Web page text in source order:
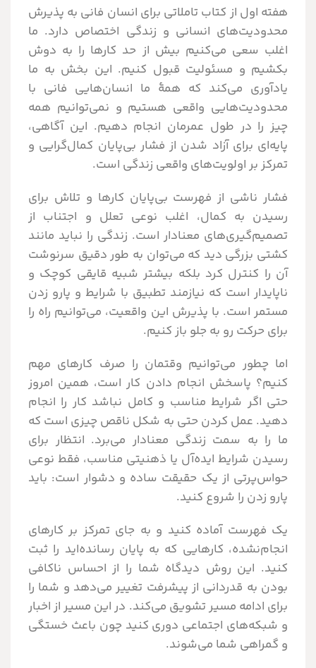
هفته اول از کتاب تاملاتی برای انسان فانی به پذیرش
محدودیت‌های انسانی و زندگی اختصاص دارد. ما
اغلب سعی می‌کنیم بیش از حد کارها را به دوش
بکشیم و مسئولیت قبول کنیم. این بخش به ما
یادآوری می‌کند که همۀ ما انسان‌هایی فانی با
محدودیت‌هایی واقعی هستیم و نمی‌توانیم همه
چیز را در طول عمرمان انجام دهیم. این آگاهی،
پایه‌ای برای آزاد شدن از فشار بی‌پایان کمال‌گرایی و
تمرکز بر اولویت‌های واقعی زندگی است.
فشار ناشی از فهرست بی‌پایان کارها و تلاش برای
رسیدن به کمال، اغلب نوعی تعلل و اجتناب از
تصمیم‌گیری‌های معنادار است. زندگی را نباید مانند
کشتی بزرگی دید که می‌توان به طور دقیق سرنوشت
آن را کنترل کرد بلکه بیشتر شبیه قایقی کوچک و
ناپایدار است که نیازمند تطبیق با شرایط و پارو زدن
مستمر است. با پذیرش این واقعیت، می‌توانیم راه را
برای حرکت رو به جلو باز کنیم.
اما چطور می‌توانیم وقتمان را صرف کارهای مهم
کنیم؟ پاسخش انجام دادن کار است، همین امروز
حتی اگر شرایط مناسب و کامل نباشد کار را انجام
دهید. عمل کردن حتی به شکل ناقص چیزی است که
ما را به سمت زندگی معنادار می‌برد. انتظار برای
رسیدن شرایط ایده‌آل یا ذهنیتی مناسب، فقط نوعی
حواس‌پرتی از یک حقیقت ساده و دشوار است: باید
پارو زدن را شروع کنید.
یک فهرست آماده کنید و به جای تمرکز بر کارهای
انجام‌نشده، کارهایی که به پایان رسانده‌اید را ثبت
کنید. این روش دیدگاه شما را از احساس ناکافی
بودن به قدردانی از پیشرفت تغییر می‌دهد و شما را
برای ادامه مسیر تشویق می‌کند. در این مسیر از اخبار
و شبکه‌های اجتماعی دوری کنید چون باعث خستگی
و گمراهی شما می‌شوند.